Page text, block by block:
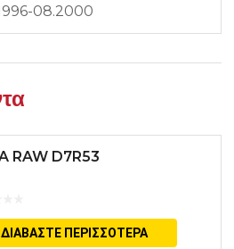
08.2000
RAW D7R53
ΔΙΑΒΆΣΤΕ ΠΕΡΙΣΣΌΤΕΡΑ